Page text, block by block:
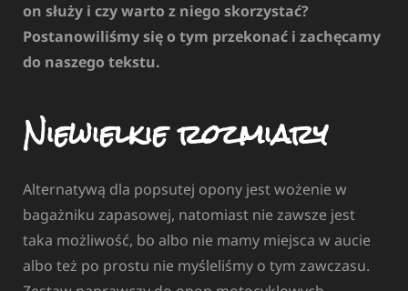
on służy i czy warto z niego skorzystać?
Postanowiliśmy się o tym przekonać i zachęcamy
do naszego tekstu.
Niewielkie rozmiary
Alternatywą dla popsutej opony jest wożenie w
bagażniku zapasowej, natomiast nie zawsze jest
taka możliwość, bo albo nie mamy miejsca w aucie
albo też po prostu nie myśleliśmy o tym zawczasu.